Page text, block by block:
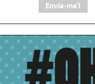
Envia-me'l